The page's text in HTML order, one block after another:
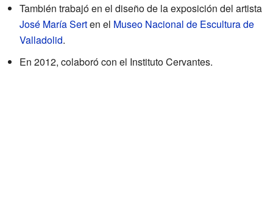
También trabajó en el diseño de la exposición del artista
José María Serten el Museo Nacional de Escultura de
Valladolid.
En 2012, colaboró con el Instituto Cervantes.